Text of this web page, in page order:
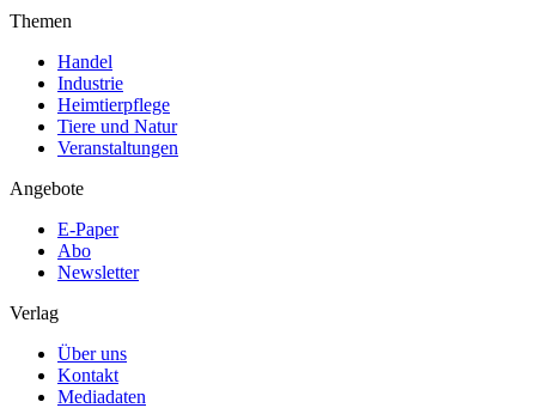
Themen
Handel
Industrie
Heimtierpflege
Tiere und Natur
Veranstaltungen
Angebote
E-Paper
Abo
Newsletter
Verlag
Über uns
Kontakt
Mediadaten